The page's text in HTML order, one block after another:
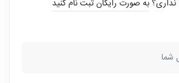
نداری؟به صورت رایگان ثبت نام کنید